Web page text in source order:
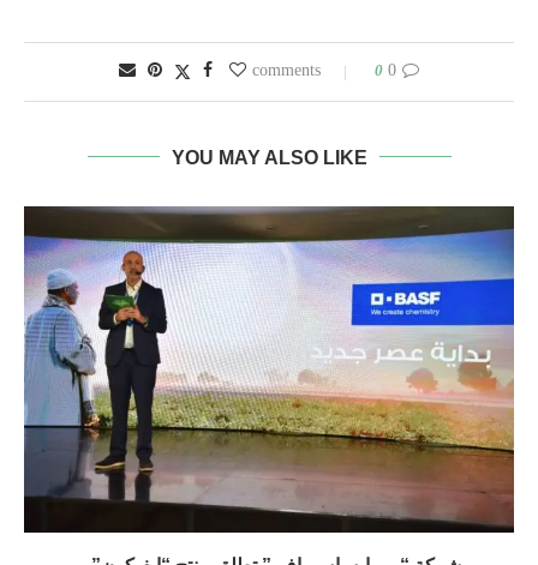
0 comments
0
YOU MAY ALSO LIKE